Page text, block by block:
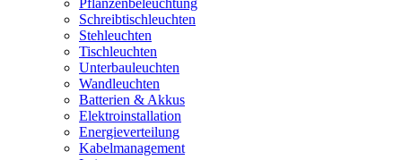
Pflanzenbeleuchtung
Schreibtischleuchten
Stehleuchten
Tischleuchten
Unterbauleuchten
Wandleuchten
Batterien & Akkus
Elektroinstallation
Energieverteilung
Kabelmanagement